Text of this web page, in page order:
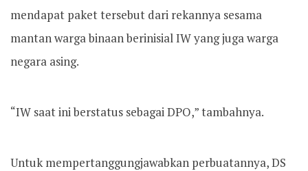
mendapat paket tersebut dari rekannya sesama
mantan warga binaan berinisial IW yang juga warga
negara asing.
“IW saat ini berstatus sebagai DPO,” tambahnya.
Untuk mempertanggungjawabkan perbuatannya, DS